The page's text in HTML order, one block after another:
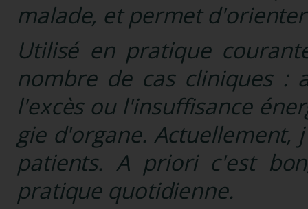
malade, et permet
Utilisé en pratique
nombre de cas cliniques :
l'excès ou l'insuffisance
gie d'organe. Actuellement,
patients. A priori c'est
pratique quotidienne.